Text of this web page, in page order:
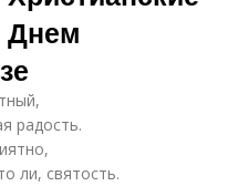
Днем
радость.
ли, святость.